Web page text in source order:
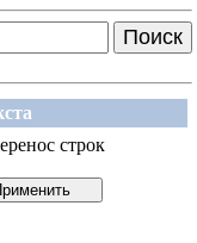
Поиск
строк